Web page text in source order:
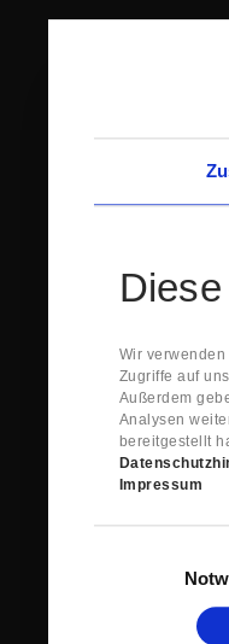
Wir
Zugriffe auf
Außerdem
Analysen
bereitgestellt
Impressum